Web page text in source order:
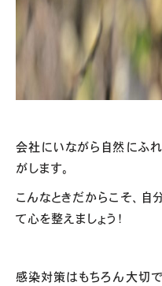
会社にいながら自然にふ
がします。
こんなときだからこそ、自
て心を整えましょう！
感染対策はもちろん大切